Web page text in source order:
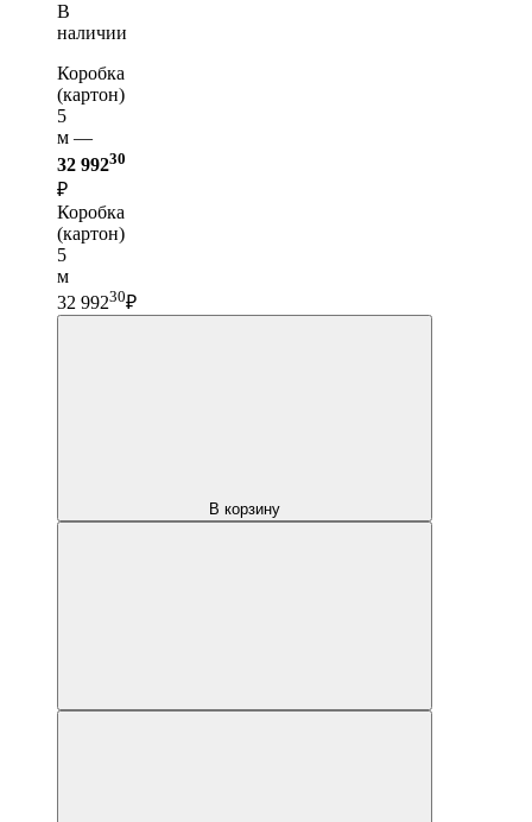
В
наличии
Коробка
(картон)
5
м —
32 99230
₽
Коробка
(картон)
5
м
32 99230₽
В корзину